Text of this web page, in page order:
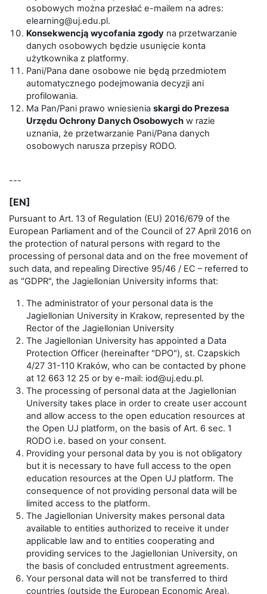
osobowych można przesłać e-mailem na adres:
elearning@uj.edu.pl.
Konsekwencją wycofania zgody na przetwarzanie
danych osobowych będzie usunięcie konta
użytkownika z platformy.
Pani/Pana dane osobowe nie będą przedmiotem
automatycznego podejmowania decyzji ani
profilowania.
Ma Pan/Pani prawo wniesieniaskargi do Prezesa
Urzędu Ochrony Danych Osobowych w razie
uznania, że przetwarzanie Pani/Pana danych
osobowych narusza przepisy RODO.
---
[EN]
Pursuant to Art. 13 of Regulation (EU) 2016/679 of the
European Parliament and of the Council of 27 April 2016 on
the protection of natural persons with regard to the
processing of personal data and on the free movement of
such data, and repealing Directive 95/46 / EC – referred to
as "GDPR", the Jagiellonian University informs that:
The administrator of your personal data is the
Jagiellonian University in Krakow, represented by the
Rector of the Jagiellonian University
The Jagiellonian University has appointed a Data
Protection Officer (hereinafter "DPO"), st. Czapskich
4/27 31-110 Kraków, who can be contacted by phone
at 12 663 12 25 or by e-mail: iod@uj.edu.pl.
The processing of personal data at the Jagiellonian
University takes place in order to create user account
and allow access to the open education resources at
the Open UJ platform, on the basis of Art. 6 sec. 1
RODO i.e. based on your consent.
Providing your personal data by you is not obligatory
but it is necessary to have full access to the open
education resources at the Open UJ platform. The
consequence of not providing personal data will be
limited access to the platform.
The Jagiellonian University makes personal data
available to entities authorized to receive it under
applicable law and to entities cooperating and
providing services to the Jagiellonian University, on
the basis of concluded entrustment agreements.
Your personal data will not be transferred to third
countries (outside the European Economic Area).